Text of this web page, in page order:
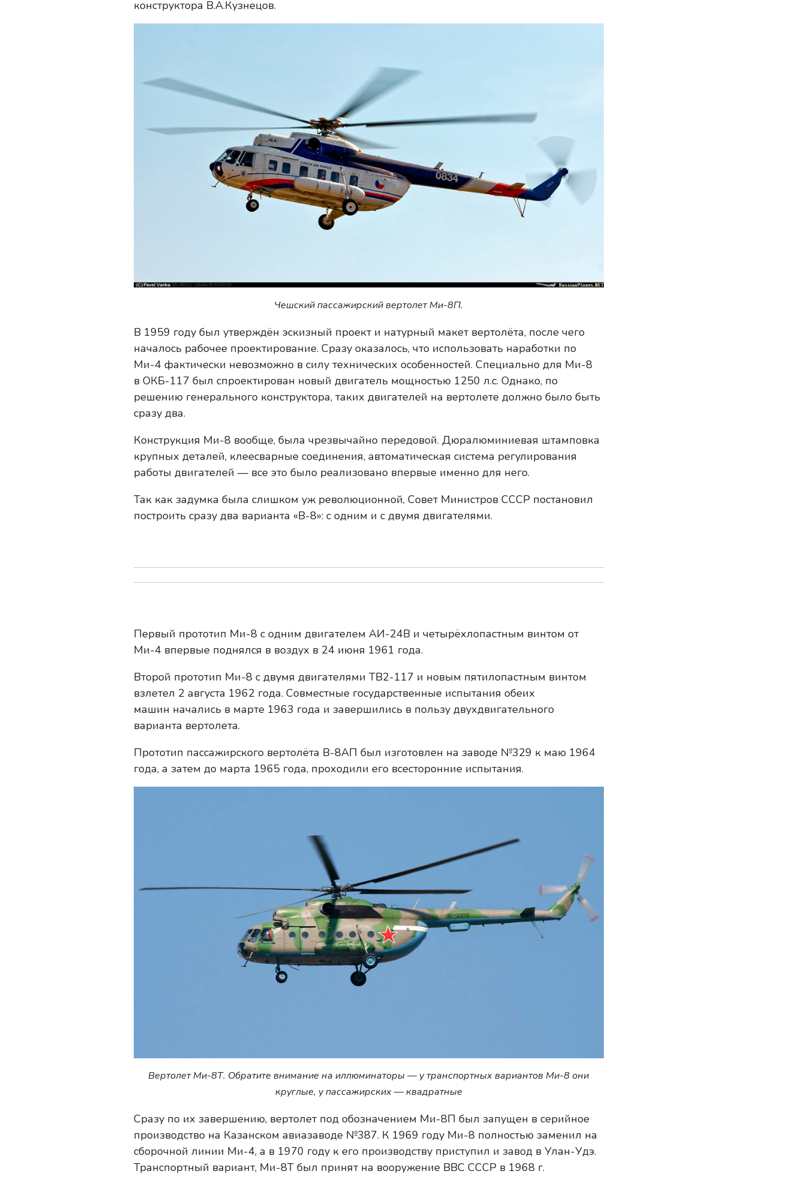
конструктора В.А.Кузнецов.
Чешский пассажирский вертолет Ми-8П.
В 1959 году был утверждён эскизный проект и натурный макет вертолёта, после чего
началось рабочее проектирование. Сразу оказалось, что использовать наработки по
Ми-4 фактически невозможно в силу технических особенностей. Специально для Ми-8
в ОКБ-117 был спроектирован новый двигатель мощностью 1250 л.с. Однако, по
решению генерального конструктора, таких двигателей на вертолете должно было быть
сразу два.
Конструкция Ми-8 вообще, была чрезвычайно передовой. Дюралюминиевая штамповка
крупных деталей, клеесварные соединения, автоматическая система регулирования
работы двигателей — все это было реализовано впервые именно для него.
Так как задумка была слишком уж революционной, Совет Министров СССР постановил
построить сразу два варианта «В-8»: с одним и с двумя двигателями.
Первый прототип Ми-8 с одним двигателем АИ-24В и четырёхлопастным винтом от
Ми-4 впервые поднялся в воздух в 24 июня 1961 года.
Второй прототип Ми-8 с двумя двигателями ТВ2-117 и новым пятилопастным винтом
взлетел 2 августа 1962 года. Совместные государственные испытания обеих
машин начались в марте 1963 года и завершились в пользу двухдвигательного
варианта вертолета.
Прототип пассажирского вертолёта В-8АП был изготовлен на заводе №329 к маю 1964
года, а затем до марта 1965 года, проходили его всесторонние испытания.
Вертолет Ми-8Т. Обратите внимание на иллюминаторы — у транспортных вариантов Ми-8 они
круглые, у пассажирских — квадратные
Сразу по их завершению, вертолет под обозначением Ми-8П был запущен в серийное
производство на Казанском авиазаводе №387. К 1969 году Ми-8 полностью заменил на
сборочной линии Ми-4, а в 1970 году к его производству приступил и завод в Улан-Удэ.
Транспортный вариант, Ми-8Т был принят на вооружение ВВС СССР в 1968 г.